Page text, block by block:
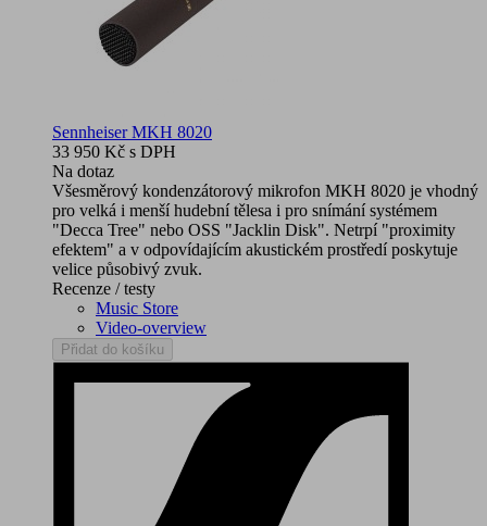
Sennheiser MKH 8020
33 950 Kč s DPH
Na dotaz
Všesměrový kondenzátorový mikrofon MKH 8020 je vhodný
pro velká i menší hudební tělesa i pro snímání systémem
"Decca Tree" nebo OSS "Jacklin Disk". Netrpí "proximity
efektem" a v odpovídajícím akustickém prostředí poskytuje
velice působivý zvuk.
Recenze / testy
Music Store
Video-overview
Přidat do košíku